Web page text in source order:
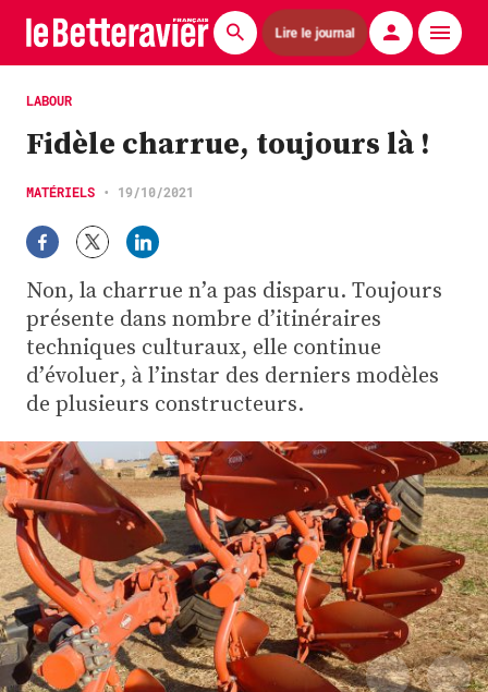
Lire le journal
Actualités
Économie
Agronomie
Matériels
La technique ITB
Pommes de terre
Guides pratiques
Chasse
Plus
Abonnez-vous
LABOUR
Fidèle charrue, toujours là !
MATÉRIELS • 19/10/2021
Non, la charrue n’a pas disparu. Toujours
présente dans nombre d’itinéraires
techniques culturaux, elle continue
d’évoluer, à l’instar des derniers modèles
de plusieurs constructeurs.